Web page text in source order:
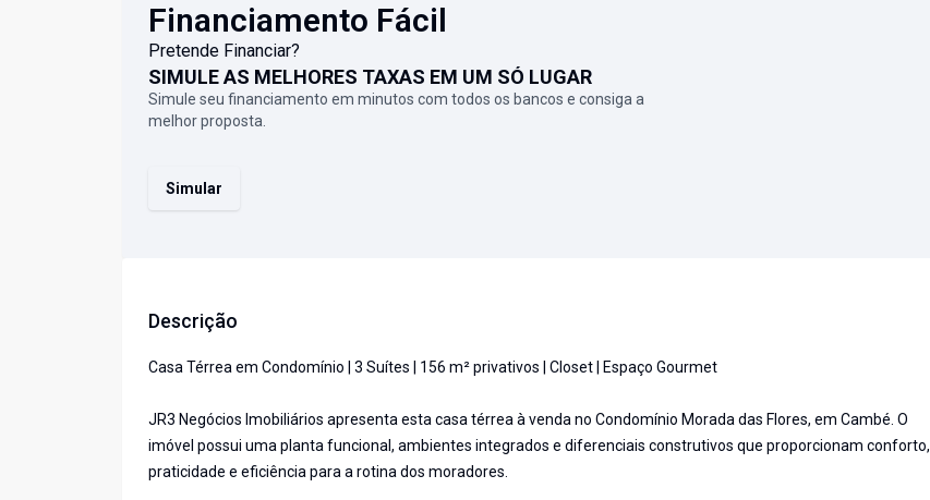
Financiamento Fácil
Pretende Financiar?
SIMULE AS MELHORES TAXAS EM UM SÓ LUGAR
Simule seu financiamento em minutos com todos os bancos e consiga a
melhor proposta.
Simular
Descrição
Casa Térrea em Condomínio | 3 Suítes | 156 m² privativos | Closet | Espaço Gourmet
JR3 Negócios Imobiliários apresenta esta casa térrea à venda no Condomínio Morada das Flores, em Cambé. O
imóvel possui uma planta funcional, ambientes integrados e diferenciais construtivos que proporcionam conforto,
praticidade e eficiência para a rotina dos moradores.